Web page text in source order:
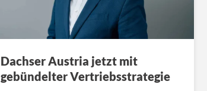
Dachser Austria jetzt mit
gebündelter Vertriebsstrategie